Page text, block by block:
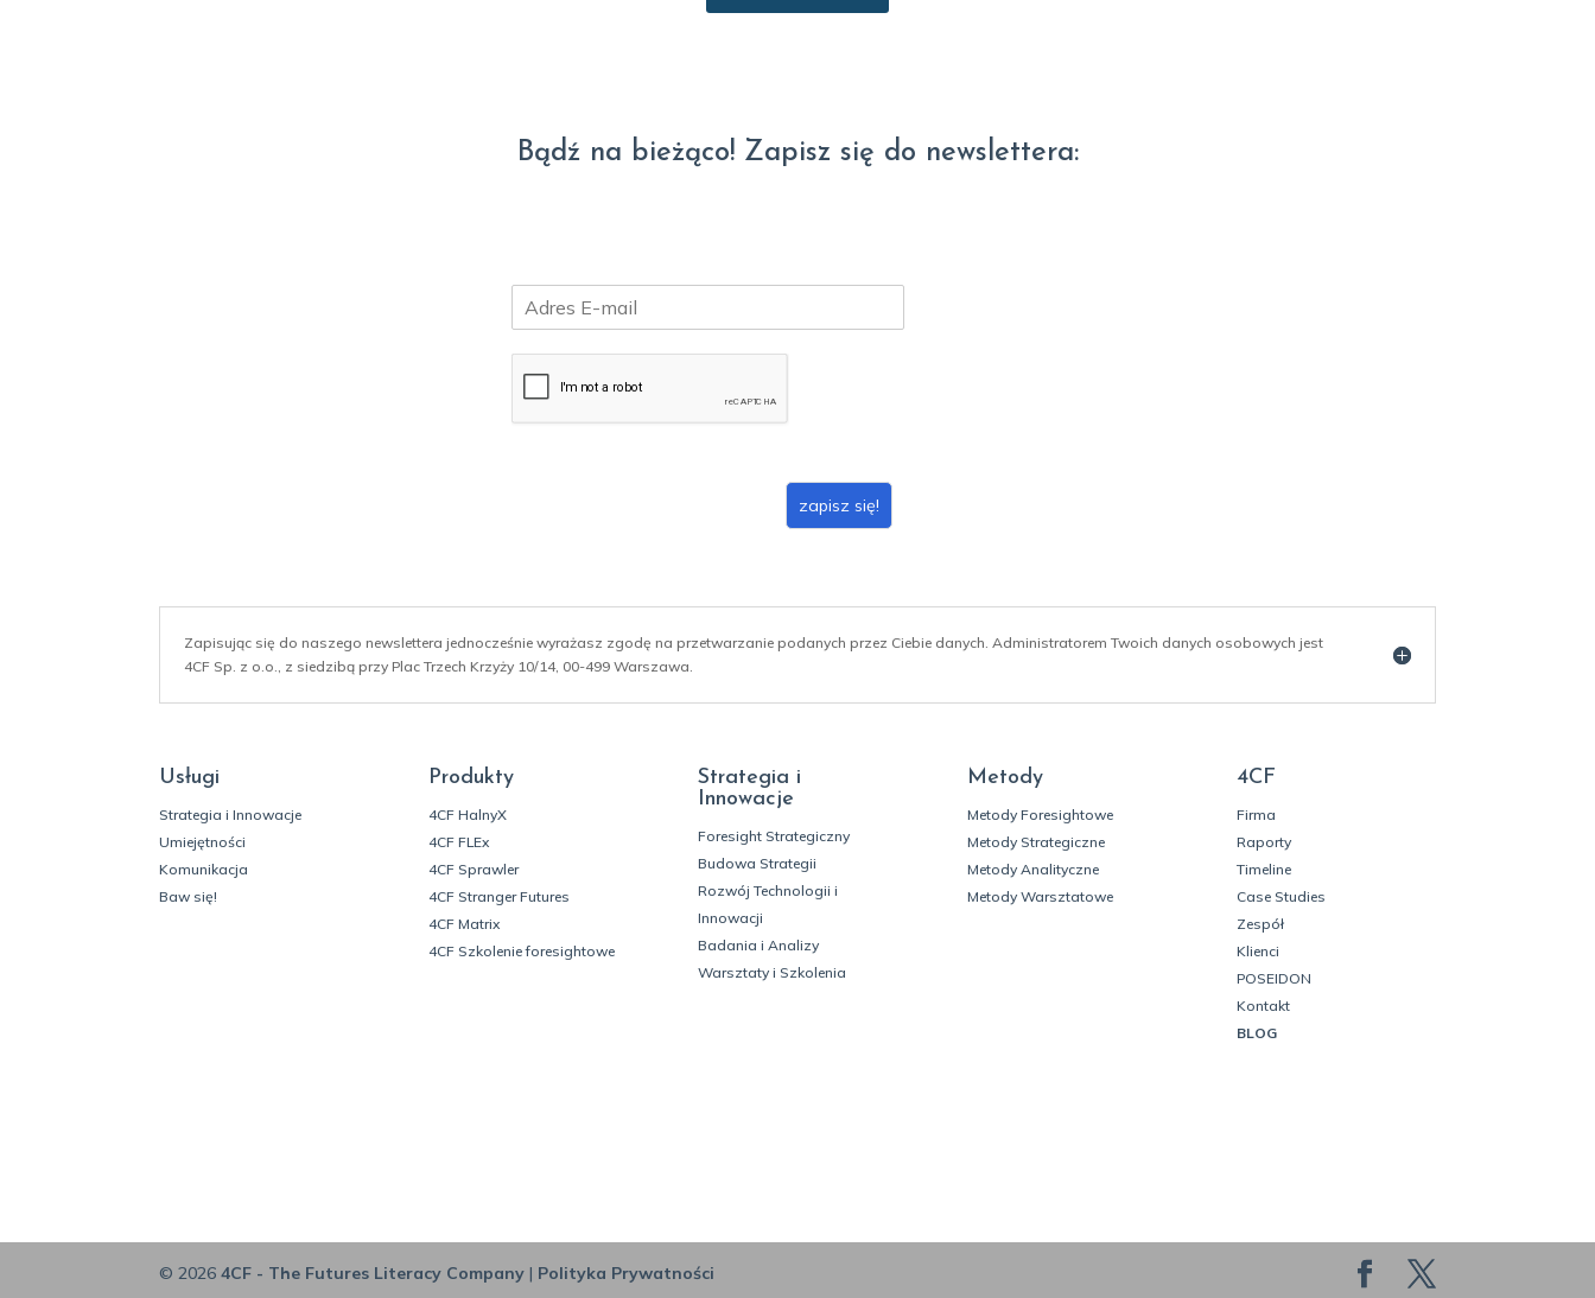
Bądź na bieżąco! Zapisz się do newslettera:
m
zapisz się!
Zapisując się do naszego newslettera jednocześnie wyrażasz zgodę na przetwarzanie podanych przez Ciebie danych. Administratorem Twoich danych osobowych jest
4CF Sp. z o.o., z siedzibą przy Plac Trzech Krzyży 10/14, 00-499 Warszawa.
Usługi
Strategia i Innowacje
Umiejętności
Komunikacja
Baw się!
Produkty
4CF HalnyX
4CF FLEx
4CF Sprawler
4CF Stranger Futures
4CF Matrix
4CF Szkolenie foresightowe
Strategia i
Innowacje
Foresight Strategiczny
Budowa Strategii
Rozwój Technologii i
Innowacji
Badania i Analizy
Warsztaty i Szkolenia
Metody
Metody Foresightowe
Metody Strategiczne
Metody Analityczne
Metody Warsztatowe
4CF
Firma
Raporty
Timeline
Case Studies
Zespół
Klienci
POSEIDON
Kontakt
BLOG
© 2026 4CF - The Futures Literacy Company| Polityka Prywatności